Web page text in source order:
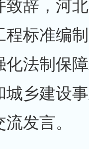
致辞，河
程标准编
化法制保
城乡建设
发言。